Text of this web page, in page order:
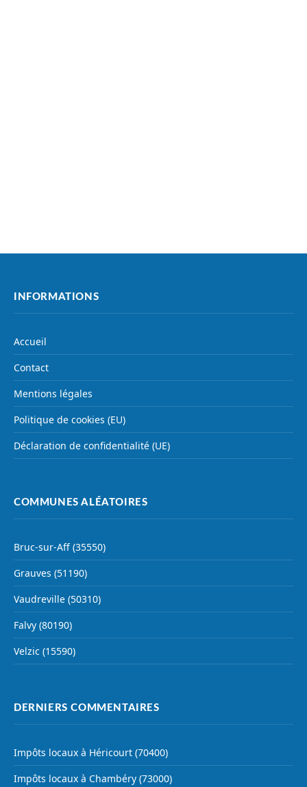
INFORMATIONS
Accueil
Contact
Mentions légales
Politique de cookies (EU)
Déclaration de confidentialité (UE)
COMMUNES ALÉATOIRES
Bruc-sur-Aff (35550)
Grauves (51190)
Vaudreville (50310)
Falvy (80190)
Velzic (15590)
DERNIERS COMMENTAIRES
Impôts locaux à Héricourt (70400)
Impôts locaux à Chambéry (73000)